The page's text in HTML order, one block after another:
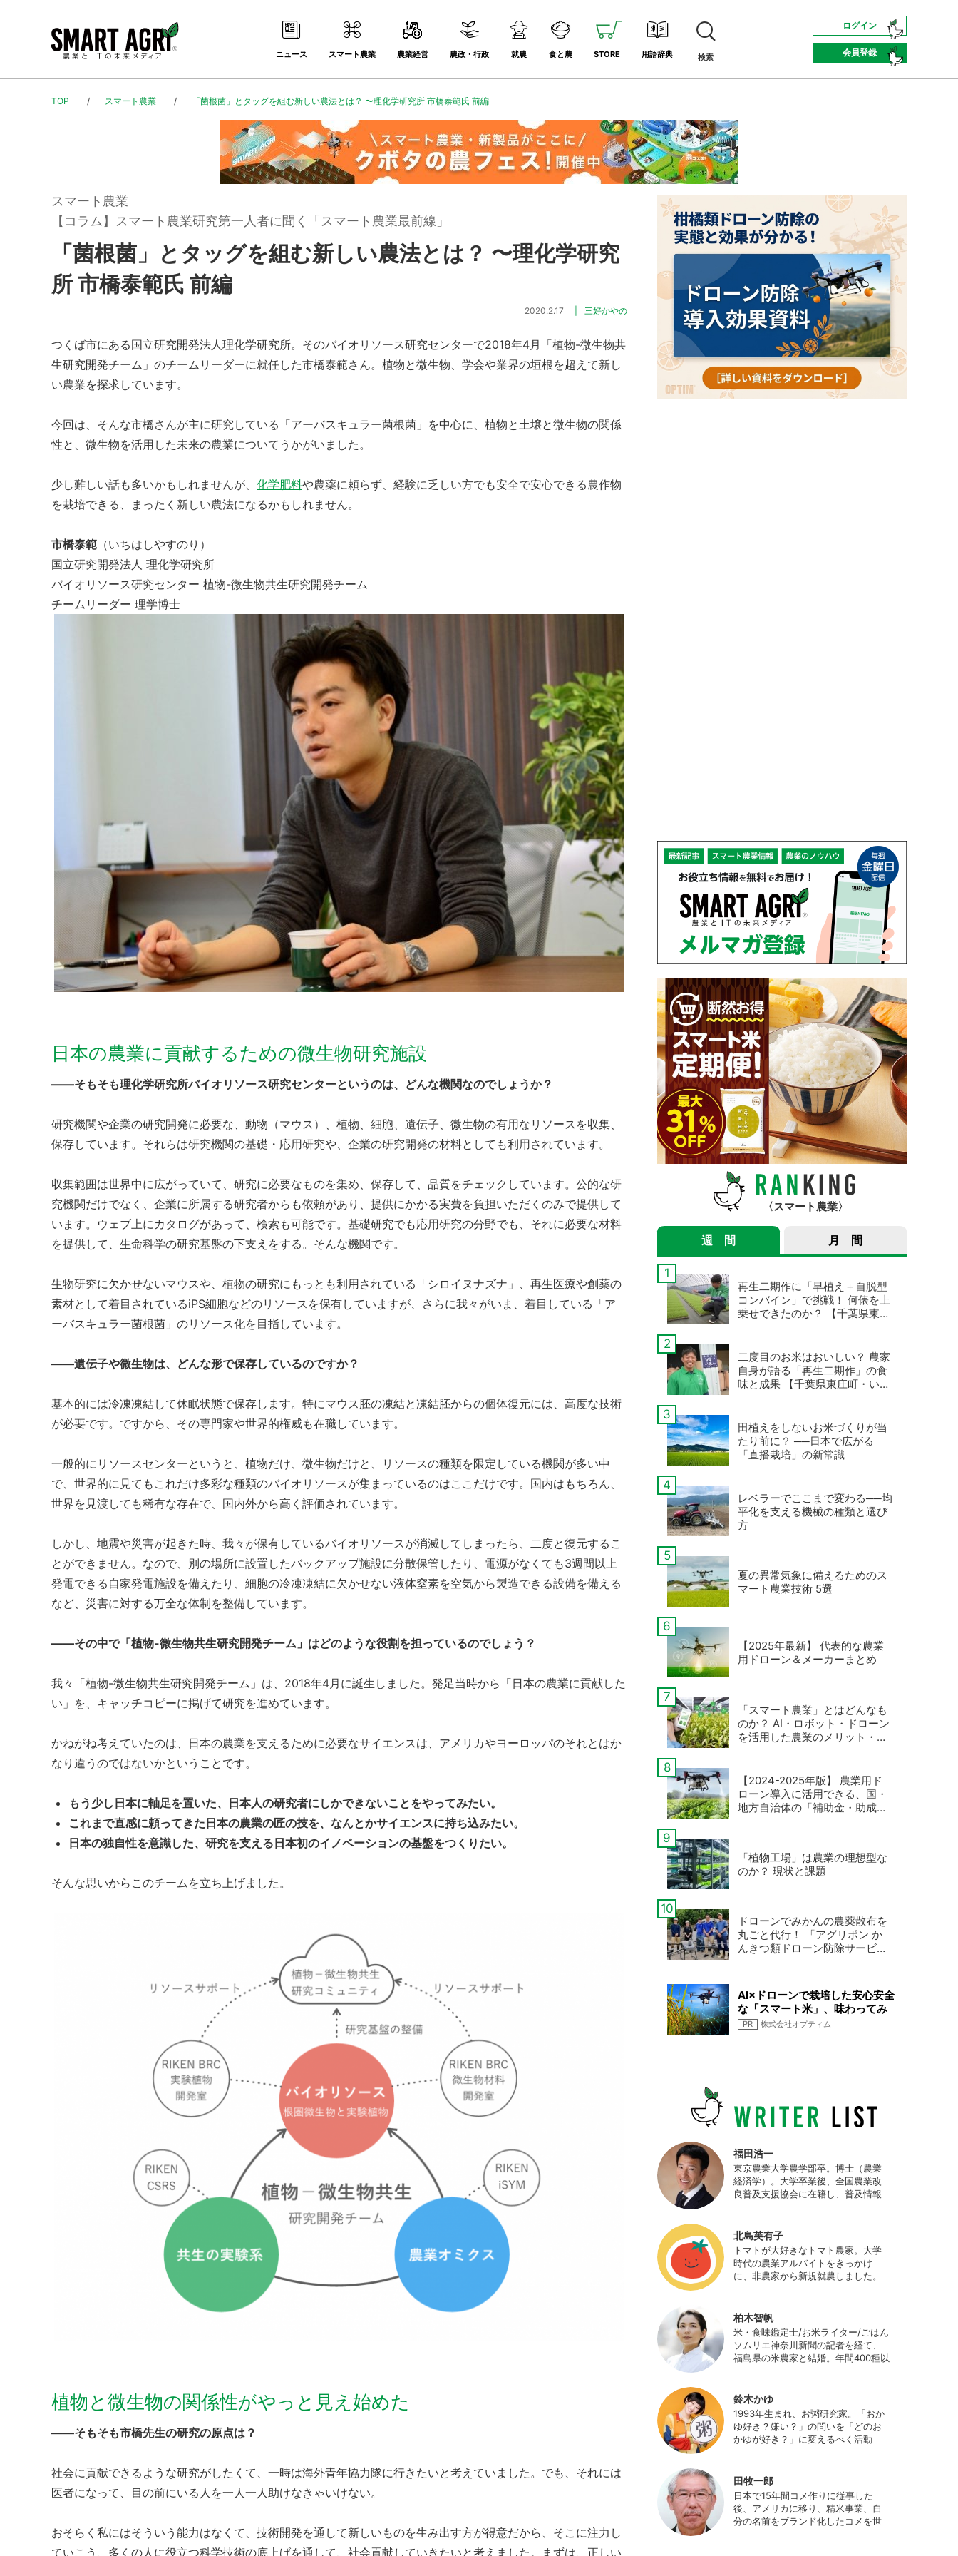
ニュース スマート農業 農業経営 農政・行政 就農 食と農 STORE 用語辞典 検索
ログイン
会員登録
TOP スマート農業 「菌根菌」とタッグを組む新しい農法とは？ 〜理化学研究所 市橋泰範氏 前編
スマート農業
【コラム】スマート農業研究第一人者に聞く「スマート農業最前線」
「菌根菌」とタッグを組む新しい農法とは？ 〜理化学研究
所 市橋泰範氏 前編
2020.2.17 三好かやの
つくば市にある国立研究開発法人理化学研究所。そのバイオリソース研究センターで2018年4月「植物-微生物共
生研究開発チーム」のチームリーダーに就任した市橋泰範さん。植物と微生物、学会や業界の垣根を超えて新し
い農業を探求しています。
今回は、そんな市橋さんが主に研究している「アーバスキュラー菌根菌」を中心に、植物と土壌と微生物の関係
性と、微生物を活用した未来の農業についてうかがいました。
少し難しい話も多いかもしれませんが、 化学肥料や農薬に頼らず、経験に乏しい方でも安全で安心できる農作物
を栽培できる、まったく新しい農法になるかもしれません。
市橋泰範 （いちはしやすのり）
国立研究開発法人 理化学研究所
バイオリソース研究センター 植物-微生物共生研究開発チーム
チームリーダー 理学博士
日本の農業に貢献するための微生物研究施設
——そもそも理化学研究所バイオリソース研究センターというのは、どんな機関なのでしょうか？
研究機関や企業の研究開発に必要な、動物（マウス）、植物、細胞、遺伝子、微生物の有用なリソースを収集、
保存しています。それらは研究機関の基礎・応用研究や、企業の研究開発の材料としても利用されています。
収集範囲は世界中に広がっていて、研究に必要なものを集め、保存して、品質をチェックしています。公的な研
究機関だけでなく、企業に所属する研究者からも依頼があり、提供にかかる実費を負担いただくのみで提供して
います。ウェブ上にカタログがあって、検索も可能です。基礎研究でも応用研究の分野でも、それに必要な材料
を提供して、生命科学の研究基盤の下支えをする。そんな機関です。
生物研究に欠かせないマウスや、植物の研究にもっとも利用されている「シロイヌナズナ」、再生医療や創薬の
素材として着目されているiPS細胞などのリソースを保有していますが、さらに我々がいま、着目している「ア
ーバスキュラー菌根菌」のリソース化を目指しています。
——遺伝子や微生物は、どんな形で保存しているのですか？
基本的には冷凍凍結して休眠状態で保存します。特にマウス胚の凍結と凍結胚からの個体復元には、高度な技術
が必要です。ですから、その専門家や世界的権威も在職しています。
一般的にリソースセンターというと、植物だけ、微生物だけと、リソースの種類を限定している機関が多い中
で、世界的に見てもこれだけ多彩な種類のバイオリソースが集まっているのはここだけです。国内はもちろん、
世界を見渡しても稀有な存在で、国内外から高く評価されています。
しかし、地震や災害が起きた時、我々が保有しているバイオリソースが消滅してしまったら、二度と復元するこ
とができません。なので、別の場所に設置したバックアップ施設に分散保管したり、電源がなくても3週間以上
発電できる自家発電施設を備えたり、細胞の冷凍凍結に欠かせない液体窒素を空気から製造できる設備を備える
など、災害に対する万全な体制を整備しています。
——その中で「植物-微生物共生研究開発チーム」はどのような役割を担っているのでしょう？
我々「植物-微生物共生研究開発チーム」は、2018年4月に誕生しました。発足当時から「日本の農業に貢献した
い」を、キャッチコピーに掲げて研究を進めています。
かねがね考えていたのは、日本の農業を支えるために必要なサイエンスは、アメリカやヨーロッパのそれとはか
なり違うのではないかということです。
もう少し日本に軸足を置いた、日本人の研究者にしかできないことをやってみたい。
これまで直感に頼ってきた日本の農業の匠の技を、なんとかサイエンスに持ち込みたい。
日本の独自性を意識した、研究を支える日本初のイノベーションの基盤をつくりたい。
そんな思いからこのチームを立ち上げました。
植物と微生物の関係性がやっと見え始めた
——そもそも市橋先生の研究の原点は？
社会に貢献できるような研究がしたくて、一時は海外青年協力隊に行きたいと考えていました。でも、それには
医者になって、目の前にいる人を一人一人助けなきゃいけない。
おそらく私にはそういう能力はなくて、技術開発を通して新しいものを生み出す方が得意だから、そこに注力し
ていこう、多くの人に役立つ科学技術の底上げを通して、社会貢献していきたいと考えました。まずは、正しい
スマート農業
週 間 月 間
再生二期作に「早植え＋自脱型
コンバイン」で挑戦！ 何俵を上
乗せできたのか？ 【千葉県東庄
二度目のお米はおいしい？ 農家
自身が語る「再生二期作」の食
味と成果 【千葉県東庄町・いな
田植えをしないお米づくりが当
たり前に？ ──日本で広がる
「直播栽培」の新常識
レベラーでここまで変わる──均
平化を支える機械の種類と選び
方
夏の異常気象に備えるためのス
マート農業技術 5選
【2025年最新】 代表的な農業
用ドローン＆メーカーまとめ
「スマート農業」とはどんなも
のか？ AI・ロボット・ドローン
を活用した農業のメリット・デ
【2024-2025年版】 農業用ド
ローン導入に活用できる、国・
地方自治体の「補助金・助成
「植物工場」は農業の理想型な
のか？ 現状と課題
ドローンでみかんの農薬散布を
丸ごと代行！ 「アグリポン か
んきつ類ドローン防除サービ
AI×ドローンで栽培した安心安全
な「スマート米」、味わってみ
ませんか
PR 株式会社オプティム
福田浩一
東京農業大学農学部卒。博士（農業
経済学）。大学卒業後、全国農業改
良普及支援協会に在籍し、普及情報
（元情報部長）。2011年に株式会社
日本農業サポート研究所を創業し、
海外のICT利用の実証試験や農産物輸
出などに関わった。主にスマート農
業の実証試験やコンサルなどに携わ
http://www.ijas.co.jp/
北島芙有子
トマトが大好きなトマト農家。大学
時代の農業アルバイトをきっかけ
に、非農家から新規就農しました。
最近はWeb関連の仕事も始め、半農
半Xの生活。
柏木智帆
米・食味鑑定士/お米ライター/ごはん
ソムリエ神奈川新聞の記者を経て、
福島県の米農家と結婚。年間400種以
イベント、講演活動など、お米の魅
力を伝える活動を行っている。ま
た、4歳の娘の食事やお弁当づくりを
通して、食育にも目を向けている。
プロフィール写真 ©杉山晃造
鈴木かゆ
1993年生まれ、お粥研究家。「おか
ゆ好き？嫌い？」の問いを「どのお
かゆが好き？」に変えるべく活動
アにてお粥レシピ/レポ/歴史/文化な
どを発信中。JAPAN MENSA会員。
田牧一郎
日本で15年間コメ作りに従事した
後、アメリカに移り、精米事業、自
分の名前をブランド化したコメを世